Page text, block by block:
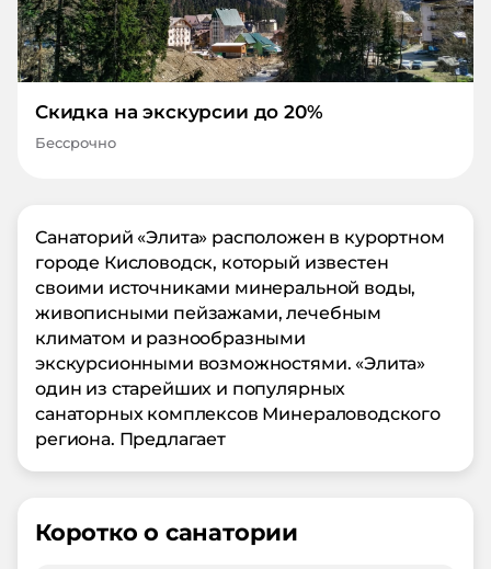
Скидка на экскурсии до 20%
Бессрочно
Санаторий «Элита» расположен в курортном
городе Кисловодск, который известен
своими источниками минеральной воды,
живописными пейзажами, лечебным
климатом и разнообразными
экскурсионными возможностями. «Элита»
один из старейших и популярных
санаторных комплексов Минераловодского
региона. Предлагает
Коротко о санатории